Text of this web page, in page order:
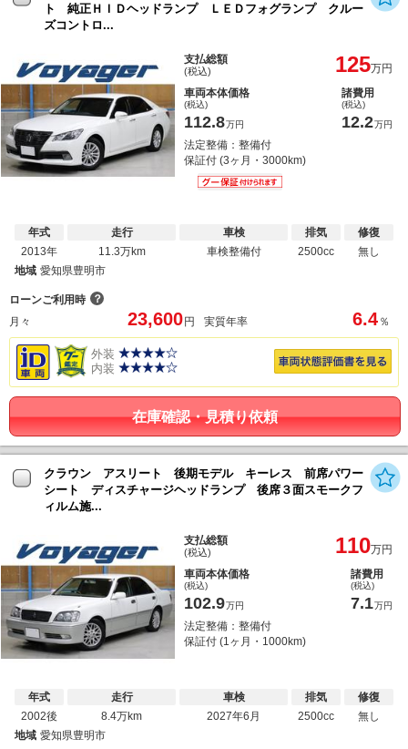
ト 純正ＨＩＤヘッドランプ ＬＥＤフォグランプ クルー
ズコントロ...
支払総額
(税込) 125万円
車両本体価格
(税込)
112.8万円
諸費用
(税込)
12.2万円
法定整備：整備付
保証付 (3ヶ月・3000km)
年式
2013年
走行
11.3万km
車検
車検整備付
排気
2500cc
修復
無し
地域 愛知県豊明市
ローンご利用時 ？
月々
23,600 円 実質年率 6.4 ％
外装
内装
在庫確認・見積り依頼
クラウン アスリート 後期モデル キーレス 前席パワー
シート ディスチャージヘッドランプ 後席３面スモークフ
ィルム施...
支払総額
(税込) 110万円
車両本体価格
(税込)
102.9万円
諸費用
(税込)
7.1万円
法定整備：整備付
保証付 (1ヶ月・1000km)
年式
2002後
走行
8.4万km
車検
2027年6月
排気
2500cc
修復
無し
地域 愛知県豊明市